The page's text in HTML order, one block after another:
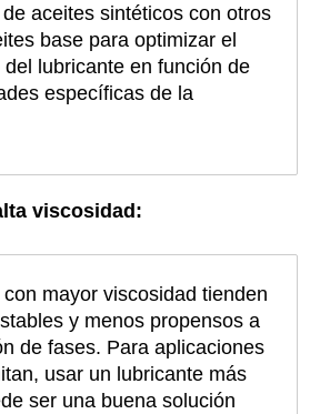
aceites sintéticos con otros
base para optimizar el
del lubricante en función de
específicas de la
viscosidad:
mayor viscosidad tienden
y menos propensos a
de fases. Para aplicaciones
usar un lubricante más
ser una buena solución